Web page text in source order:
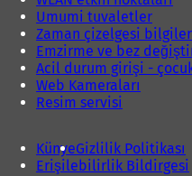
Umumi tuvaletler
Zaman çizelgesi
Emzirme ve bez
Acil durum girişi -
Web Kameraları
Resim servisi
KünyeGizlilik Politikası
Erişilebilirlik Bildirgesi